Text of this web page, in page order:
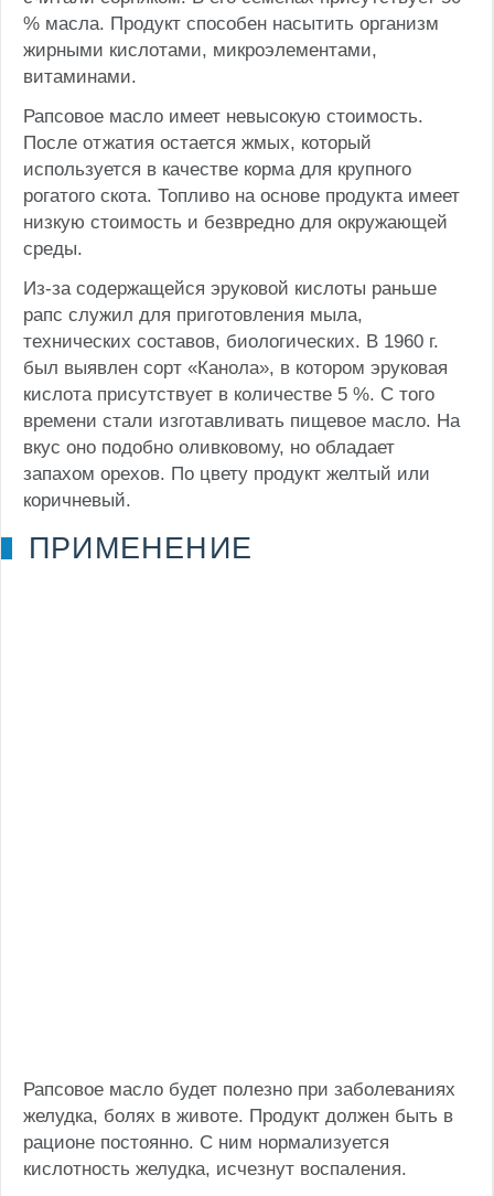
% масла. Продукт способен насытить организм
жирными кислотами, микроэлементами,
витаминами.
Рапсовое масло имеет невысокую стоимость.
После отжатия остается жмых, который
используется в качестве корма для крупного
рогатого скота. Топливо на основе продукта имеет
низкую стоимость и безвредно для окружающей
среды.
Из-за содержащейся эруковой кислоты раньше
рапс служил для приготовления мыла,
технических составов, биологических. В 1960 г.
был выявлен сорт «Канола», в котором эруковая
кислота присутствует в количестве 5 %. С того
времени стали изготавливать пищевое масло. На
вкус оно подобно оливковому, но обладает
запахом орехов. По цвету продукт желтый или
коричневый.
ПРИМЕНЕНИЕ
Рапсовое масло будет полезно при заболеваниях
желудка, болях в животе. Продукт должен быть в
рационе постоянно. С ним нормализуется
кислотность желудка, исчезнут воспаления.